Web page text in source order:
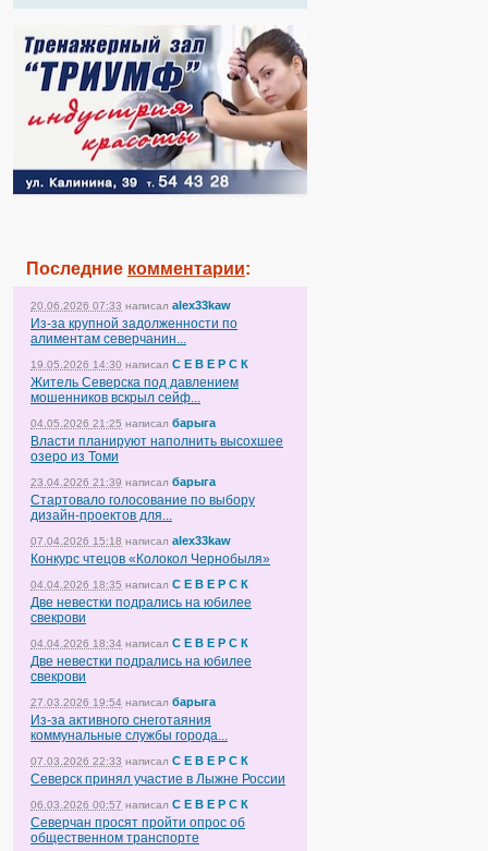
Последние комментарии:
20.06.2026 07:33 написал alex33kaw
Из-за крупной задолженности по
алиментам северчанин...
19.05.2026 14:30 написал С Е В Е Р С К
Житель Северска под давлением
мошенников вскрыл сейф...
04.05.2026 21:25 написал барыга
Власти планируют наполнить высохшее
озеро из Томи
23.04.2026 21:39 написал барыга
Стартовало голосование по выбору
дизайн-проектов для...
07.04.2026 15:18 написал alex33kaw
Конкурс чтецов «Колокол Чернобыля»
04.04.2026 18:35 написал С Е В Е Р С К
Две невестки подрались на юбилее
свекрови
04.04.2026 18:34 написал С Е В Е Р С К
Две невестки подрались на юбилее
свекрови
27.03.2026 19:54 написал барыга
Из-за активного снеготаяния
коммунальные службы города...
07.03.2026 22:33 написал С Е В Е Р С К
Северск принял участие в Лыжне России
06.03.2026 00:57 написал С Е В Е Р С К
Северчан просят пройти опрос об
общественном транспорте